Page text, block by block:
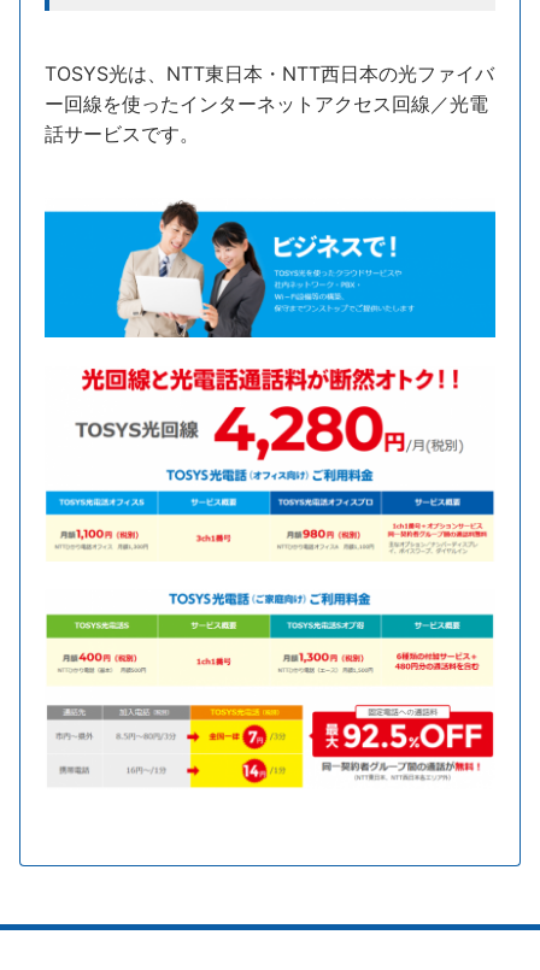
TOSYS光は、NTT東日本・NTT西日本の光ファイバ
ー回線を使ったインターネットアクセス回線／光電
話サービスです。